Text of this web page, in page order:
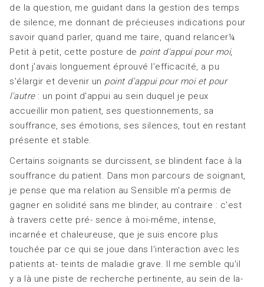
de la question, me guidant dans la gestion des temps
de silence, me donnant de précieuses indications pour
savoir quand parler, quand me taire, quand relancer¼
Petit à petit, cette posture de point d'appui pour moi,
dont j'avais longuement éprouvé l'efficacité, a pu
s'élargir et devenir un point d'appui pour moi et pour
l'autre: un point d'appui au sein duquel je peux
accueillir mon patient, ses questionnements, sa
souffrance, ses émotions, ses silences, tout en restant
présente et stable.
Certains soignants se durcissent, se blindent face à la
souffrance du patient. Dans mon parcours de soignant,
je pense que ma relation au Sensible m'a permis de
gagner en solidité sans me blinder, au contraire : c'est
à travers cette pré- sence à moi-même, intense,
incarnée et chaleureuse, que je suis encore plus
touchée par ce qui se joue dans l'interaction avec les
patients at- teints de maladie grave. Il me semble qu'il
y a là une piste de recherche pertinente, au sein de la-